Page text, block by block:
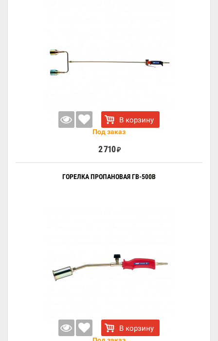
В корзину
Под заказ
2 710 ₽
ГОРЕЛКА ПРОПАНОВАЯ ГВ-500В
В корзину